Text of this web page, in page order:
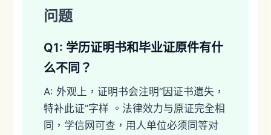
问题
Q1: 学历证明书和毕业证原件有什
么不同？
A: 外观上，证明书会注明“因证书遗失，
特补此证”字样 。法律效力与原证完全相
同，学信网可查，用人单位必须同等对